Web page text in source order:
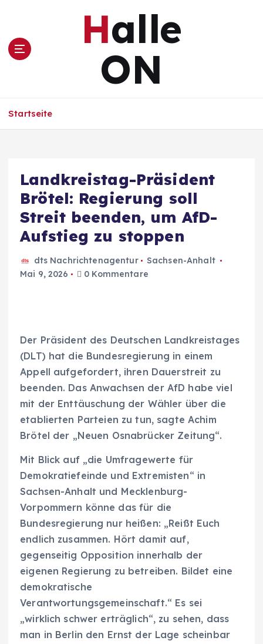
s
Halle
ON
Startseite
Landkreistag-Präsident
Brötel: Regierung soll
Streit beenden, um AfD-
Aufstieg zu stoppen
dts Nachrichtenagentur
Sachsen-Anhalt
Mai 9, 2026
0 Kommentare
Der Präsident des Deutschen Landkreistages
(DLT) hat die Bundesregierung in einem
Appell aufgefordert, ihren Dauerstreit zu
beenden. Das Anwachsen der AfD habe viel
mit der Enttäuschung der Wähler über die
etablierten Parteien zu tun, sagte Achim
Brötel der „Neuen Osnabrücker Zeitung“.
Mit Blick auf „die Umfragewerte für
Demokratiefeinde und Extremisten“ in
Sachsen-Anhalt und Mecklenburg-
Vorpommern könne das für die
Bundesregierung nur heißen: „Reißt Euch
endlich zusammen. Hört damit auf,
gegenseitig Opposition innerhalb der
eigenen Regierung zu betreiben. Bildet eine
demokratische
Verantwortungsgemeinschaft.“ Es sei
„wirklich schwer erträglich“, zu sehen, dass
man in Berlin den Ernst der Lage scheinbar